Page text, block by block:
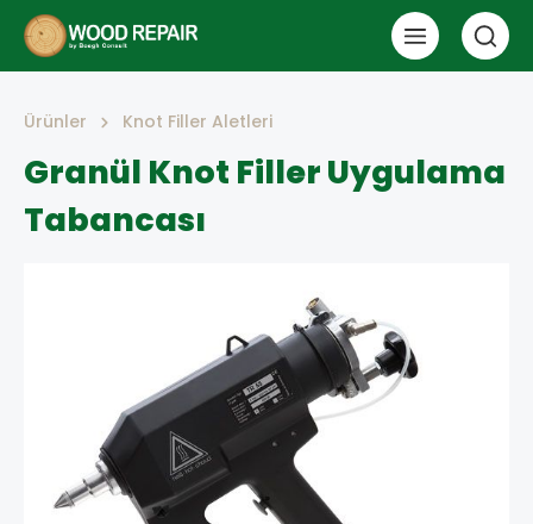
Ürünler Knot Filler Aletleri
Granül Knot Filler Uygulama
Tabancası